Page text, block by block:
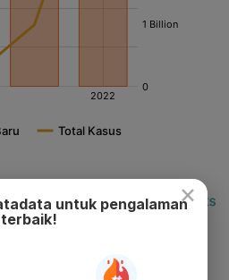
×
untuk pengalaman
terbaik!